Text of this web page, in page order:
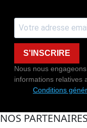
S'INSCRIRE
Nous nous
informations relatives
Conditions
NOS PARTENAIRES